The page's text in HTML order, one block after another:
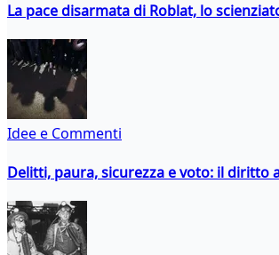
La pace disarmata di Roblat, lo
Idee e Commenti
Delitti, paura, sicurezza e voto: il diritto